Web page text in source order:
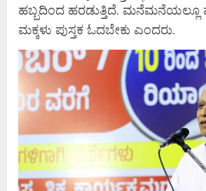
ಹಬ್ಬದಿಂದ ಹರಡುತ್ತಿದೆ. ಮನೆಮನೆಯಲ್ಲೂ
ಮಕ್ಕಳು ಪುಸ್ತಕ ಓದಬೇಕು ಎಂದರು.